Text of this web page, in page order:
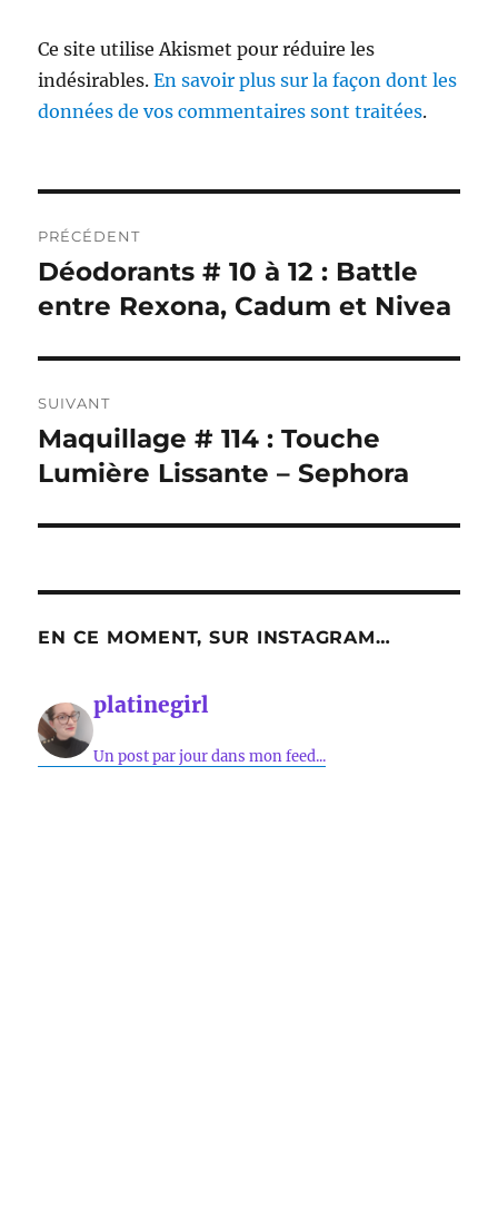
Ce site utilise Akismet pour réduire les
indésirables.En savoir plus sur la façon dont les
données de vos commentaires sont traitées.
de
l’article
PRÉCÉDENT
Publication
précédente :
Déodorants # 10 à 12 : Battle
entre Rexona, Cadum et Nivea
SUIVANT
Publication
suivante :
Maquillage # 114 : Touche
Lumière Lissante – Sephora
EN CE MOMENT, SUR INSTAGRAM…
platinegirl
Un post par jour dans mon feed...